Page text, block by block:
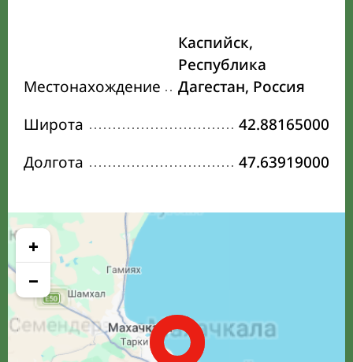
Местонахождение
Каспийск,
Республика
Дагестан, Россия
Широта
42.88165000
Долгота
47.63919000
+
−